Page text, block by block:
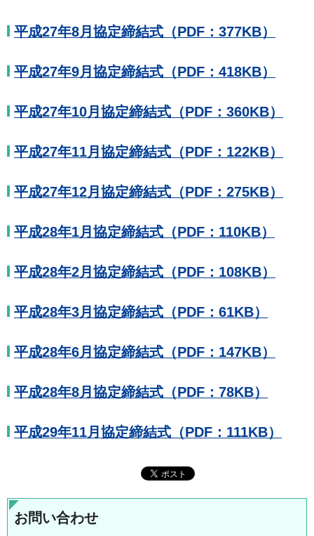
平成27年8月協定締結式（PDF：377KB）
平成27年9月協定締結式（PDF：418KB）
平成27年10月協定締結式（PDF：360KB）
平成27年11月協定締結式（PDF：122KB）
平成27年12月協定締結式（PDF：275KB）
平成28年1月協定締結式（PDF：110KB）
平成28年2月協定締結式（PDF：108KB）
平成28年3月協定締結式（PDF：61KB）
平成28年6月協定締結式（PDF：147KB）
平成28年8月協定締結式（PDF：78KB）
平成29年11月協定締結式（PDF：111KB）
お問い合わせ